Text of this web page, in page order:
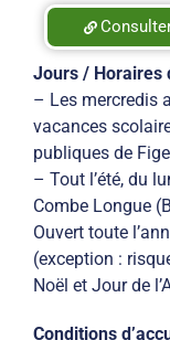
Jours / Horaires
– Les mercredis
vacances
publiques de
– Tout l’été, du
Combe Longue
Ouvert toute
(exception :
Noël et Jour de
Conditions